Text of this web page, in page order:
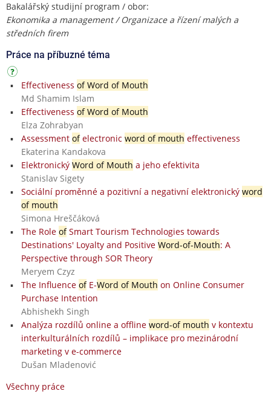
Bakalářský studijní program / obor:
Ekonomika a management / Organizace a řízení malých a
středních firem
Práce na příbuzné téma
Effectiveness of Word of Mouth
Md Shamim Islam
Effectiveness of Word of Mouth
Elza Zohrabyan
Assessment ofelectronic word of mouth effectiveness
Ekaterina Kandakova
Elektronický Word of Mouth a jeho efektivita
Stanislav Sigety
Sociální proměnné a pozitivní a negativní elektronický word
of mouth
Simona Hreščáková
The Role ofSmart Tourism Technologies towards
Destinations' Loyalty and Positive Word-of-Mouth: A
Perspective through SOR Theory
Meryem Czyz
The Influence ofE-Word of Mouth on Online Consumer
Purchase Intention
Abhishekh Singh
Analýza rozdílů online a offline word-of mouth v kontextu
interkulturálních rozdílů – implikace pro mezinárodní
marketing v e-commerce
Dušan Mladenović
Všechny práce